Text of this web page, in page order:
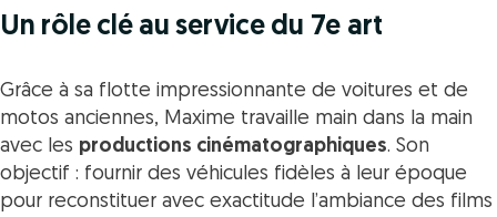
Un rôle clé au service du 7e art
Grâce à sa flotte impressionnante de voitures et de
motos anciennes, Maxime travaille main dans la main
avec les productions cinématographiques. Son
objectif : fournir des véhicules fidèles à leur époque
pour reconstituer avec exactitude l’ambiance des films